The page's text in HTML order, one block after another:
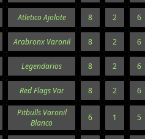
Atletico Ajolote 8 2 6
Arabronx Varonil 8 2 6
Legendarios 8 2 6
Red Flags Var 8 2 6
Pitbulls Varonil
Blanco
6 1 5